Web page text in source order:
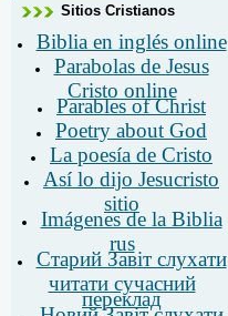
Sitios Cristianos
Biblia en inglés online
Parabolas de Jesus
Cristo online
Parables of Christ
Poetry about God
La poesía de Cristo
Así lo dijo Jesucristo
sitio
Imágenes de la Biblia
rus
Старий Завіт слухати
читати сучасний
переклад